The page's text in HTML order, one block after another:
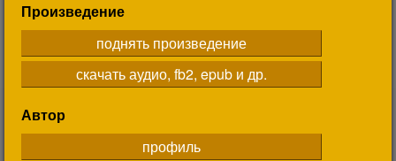
Произведение
поднять произведение
скачать аудио, fb2, epub и др.
Автор
профиль